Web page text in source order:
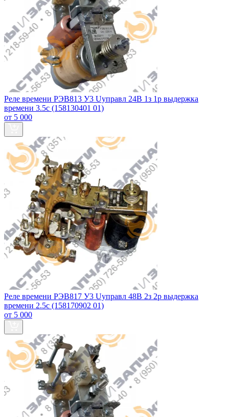
Реле времени РЭВ813 У3 Uуправл 24В 1з 1р выдержка
времени 3.5с (158130401 01)
от 5 000
Реле времени РЭВ817 У3 Uуправл 48В 2з 2р выдержка
времени 2.5с (158170902 01)
от 5 000